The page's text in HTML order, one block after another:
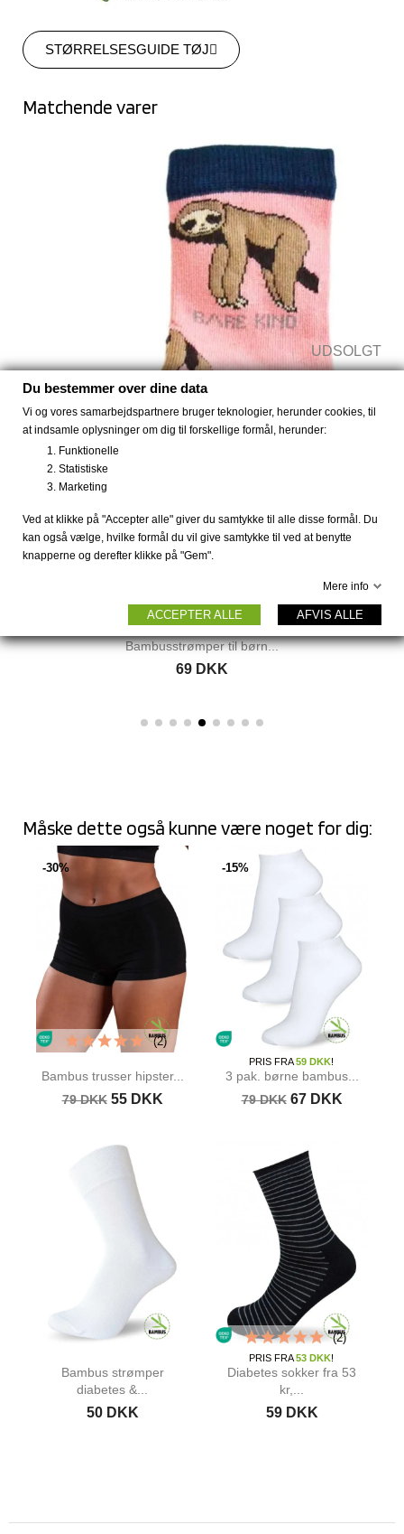
STØRRELSESGUIDE TØJ
Matchende varer
UDSOLGT
Bambusstrømper til børn...
Måske dette også kunne være noget for dig:
Bambus trusser hipster...
79 DKK 55 DKK
(2)
-30%
3 pak. børne bambus...
79 DKK
PRIS FRA59 DKK!
67 DKK
-15%
Bambus strømper
diabetes &...
50 DKK
Diabetes sokker fra 53
kr,...
PRIS FRA53 DKK!
59 DKK
(2)
Du bestemmer over dine data
Vi og vores samarbejdspartnere bruger teknologier, herunder cookies, til
at indsamle oplysninger om dig til forskellige formål, herunder:
Funktionelle
Statistiske
Marketing
Ved at klikke på "Accepter alle" giver du samtykke til alle disse formål. Du
kan også vælge, hvilke formål du vil give samtykke til ved at benytte
knapperne og derefter klikke på "Gem".
Mere info
ACCEPTER ALLE AFVIS ALLE